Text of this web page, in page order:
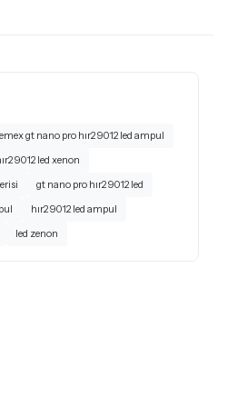
gt nano pro hır2 9012 led ampul
9012 led xenon
gt nano pro hır2 9012 led
hır2 9012 led ampul
led zenon